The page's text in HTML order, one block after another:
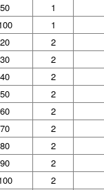
50 1
1
20 2
30 2
40 2
50 2
60 2
70 2
80 2
90 2
2